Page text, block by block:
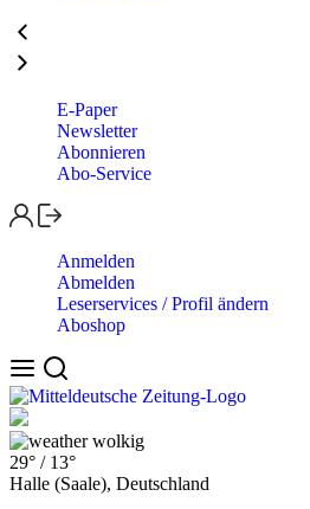
E-Paper
Newsletter
Abonnieren
Abo-Service
Anmelden
Abmelden
Leserservices / Profil ändern
Aboshop
wolkig
29° / 13°
Halle (Saale), Deutschland